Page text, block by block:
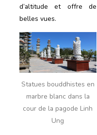
d’altitude et offre de
belles vues.
Statues bouddhistes en
marbre blanc dans la
cour de la pagode Linh
Ung